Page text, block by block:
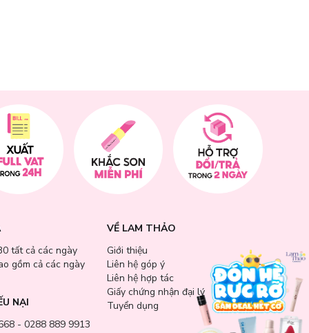
tất cả các ngày
gồm cả các ngày
NẠI
- 0288 889 9913
VỀ LAM THẢO
Giới thiệu
Liên hệ góp ý
Liên hệ hợp tác
Giấy chứng nhận đại lý
Tuyển dụng